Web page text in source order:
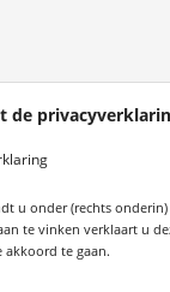
de
u onder (rechts
te vinken verklaart u
akkoord te gaan.